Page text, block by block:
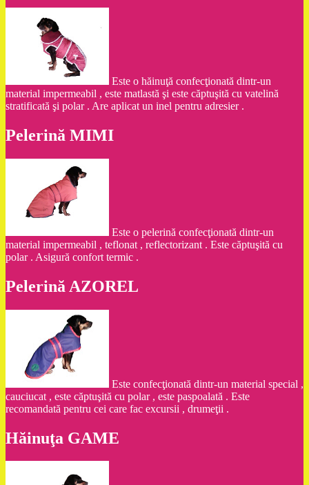
Este o hăinuţă confecţionată dintr-un
material impermeabil , este matlastă şi este căptuşită cu vatelină
stratificată şi polar . Are aplicat un inel pentru adresier .
Pelerină MIMI
Este o pelerină confecţionată dintr-un
material impermeabil , teflonat , reflectorizant . Este căptuşită cu
polar . Asigură confort termic .
Pelerină AZOREL
Este confecţionată dintr-un material special ,
cauciucat , este căptuşită cu polar , este paspoalată . Este
recomandată pentru cei care fac excursii , drumeţii .
Hăinuţa GAME